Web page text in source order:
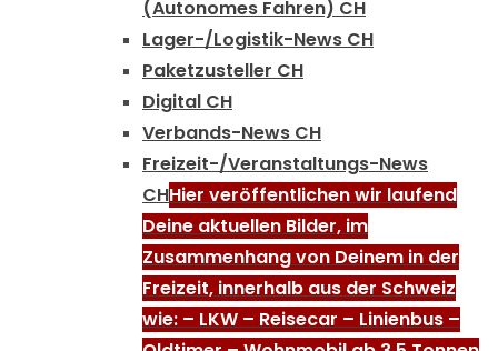
(Autonomes Fahren) CH
Lager-/Logistik-News CH
Paketzusteller CH
Digital CH
Verbands-News CH
Freizeit-/Veranstaltungs-News
CHHier veröffentlichen wir laufend
Deine aktuellen Bilder, im
Zusammenhang von Deinem in der
Freizeit, innerhalb aus der Schweiz
wie: – LKW – Reisecar – Linienbus –